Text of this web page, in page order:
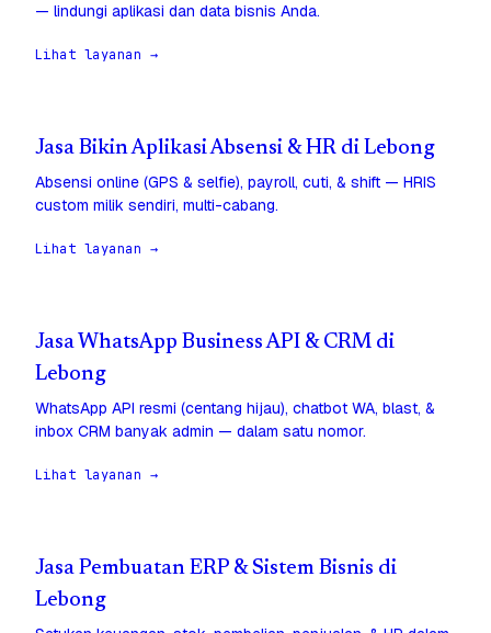
— lindungi aplikasi dan data bisnis Anda.
Lihat layanan →
Jasa Bikin Aplikasi Absensi & HR di Lebong
Absensi online (GPS & selfie), payroll, cuti, & shift — HRIS
custom milik sendiri, multi-cabang.
Lihat layanan →
Jasa WhatsApp Business API & CRM di
Lebong
WhatsApp API resmi (centang hijau), chatbot WA, blast, &
inbox CRM banyak admin — dalam satu nomor.
Lihat layanan →
Jasa Pembuatan ERP & Sistem Bisnis di
Lebong